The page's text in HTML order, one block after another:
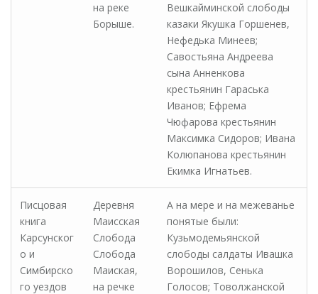
на реке
Борыше.
Вешкайминской слободы
казаки Якушка Горшенев,
Нефедька Минеев;
Савостьяна Андреева
сына Анненкова
крестьянин Гараська
Иванов; Ефрема
Чюфарова крестьянин
Максимка Сидоров; Ивана
Колюпанова крестьянин
Екимка Игнатьев.
Писцовая
книга
Карсунског
о и
Симбирско
го уездов
Деревня
Маисская
Слобода
Слобода
Маиская,
на речке
А на мере и на межеванье
понятые были:
Кузьмодемьянской
слободы салдаты Ивашка
Ворошилов, Сенька
Голосов; Товолжанской